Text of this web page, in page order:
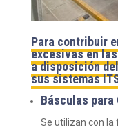
Para contribuir
excesivas en
a disposición
sus sistemas
Básculas para
Se utilizan con la